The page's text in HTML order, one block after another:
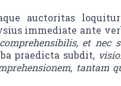
auctoritas
immediate ante
et nec
praedicta subdit,
tantam